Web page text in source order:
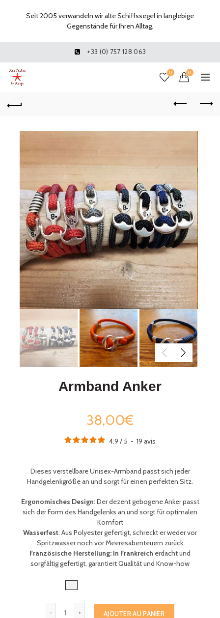
+33 (0) 757 128 063
0 0
Armband Anker
38,00€
4.9 / 5 - 19 avis
Dieses verstellbare Unisex-Armband passt sich jeder
Handgelenkgröße an und sorgt für einen perfekten Sitz.
Ergonomisches Design: Der dezent gebogene Anker passt
sich der Form des Handgelenks an und sorgt für optimalen
Komfort
Wasserfest: Aus Polyester gefertigt, schreckt er weder vor
Spritzwasser noch vor Meeresabenteuern zurück
Französische Herstellung: In Frankreich erdacht und
sorgfältig gefertigt, garantiert Qualität und Know-how
AJOUTER AU PANIER
Seit 2005 verwandeln wir alte Schiffssegel in langlebige
Gegenstände für Ihren Alltag.